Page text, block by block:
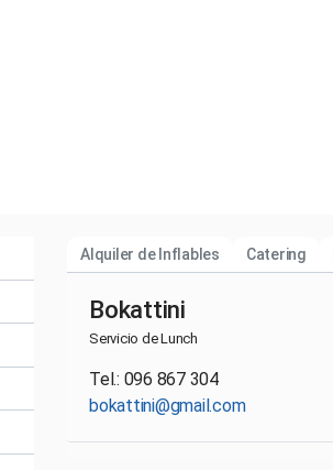
Alquiler de Inflables Catering
Bokattini
Servicio de Lunch
Tel.: 096 867 304
bokattini@gmail.com